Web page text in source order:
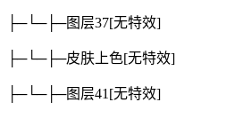
├─└─├─图层37[无特效]
├─└─├─皮肤上色[无特效]
├─└─├─图层41 [无特效]